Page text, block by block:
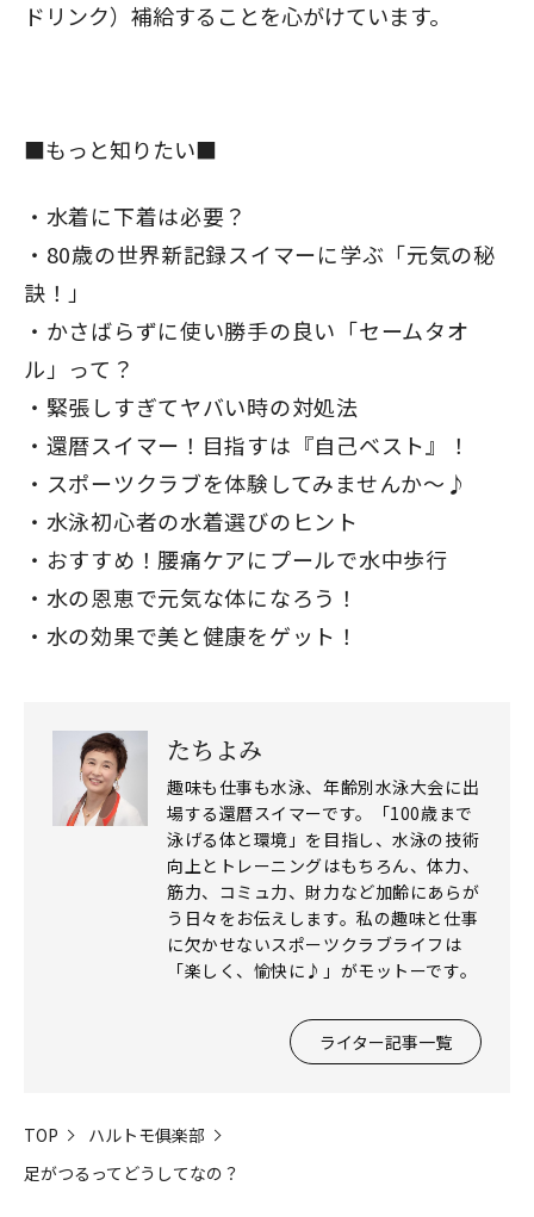
ドリンク）補給することを心がけています。
■もっと知りたい■
水着に下着は必要？
80歳の世界新記録スイマーに学ぶ「元気の秘
訣！」
かさばらずに使い勝手の良い「セームタオ
ル」って？
緊張しすぎてヤバい時の対処法
還暦スイマー！目指すは『自己ベスト』！
スポーツクラブを体験してみませんか～♪
水泳初心者の水着選びのヒント
おすすめ！腰痛ケアにプールで水中歩行
水の恩恵で元気な体になろう！
水の効果で美と健康をゲット！
たちよみ
趣味も仕事も水泳、年齢別水泳大会に出
場する還暦スイマーです。「100歳まで
泳げる体と環境」を目指し、水泳の技術
向上とトレーニングはもちろん、体力、
筋力、コミュ力、財力など加齢にあらが
う日々をお伝えします。私の趣味と仕事
に欠かせないスポーツクラブライフは
「楽しく、愉快に♪」がモットーです。
ライター記事一覧
TOP
ハルトモ俱楽部
足がつるってどうしてなの？
閉じる